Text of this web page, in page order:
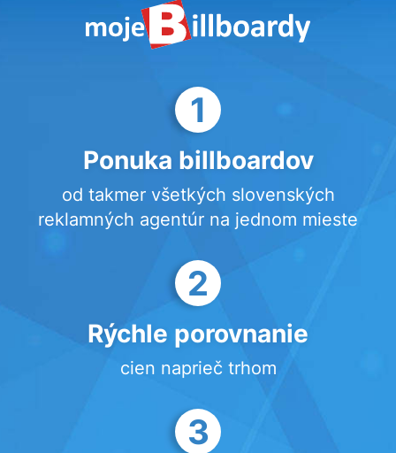
1
Ponuka billboardov
od takmer všetkých slovenských
reklamných agentúr na jednom mieste
2
Rýchle porovnanie
cien naprieč trhom
3